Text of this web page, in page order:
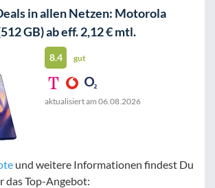
in allen Netzen: Motorola
GB) ab eff. 2,12 € mtl.
8.4 gut
aktualisiert am 06.08.2026
und weitere Informationen findest Du
das Top-Angebot: